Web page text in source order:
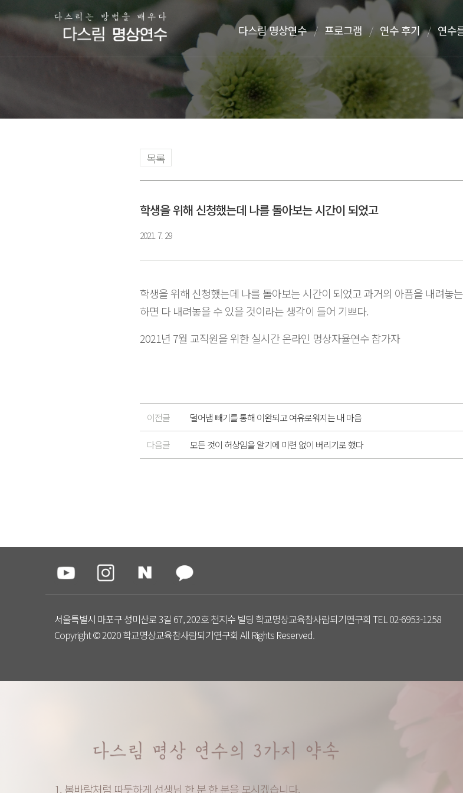
다스림 명상연수 프로그램 연수 후기 연수
목록
학생을 위해 신청했는데 나를 돌아보는 시간이 되었고
2021. 7. 29
학생을 위해 신청했는데 나를 돌아보는 시간이 되었고 과거의 아픔을 내려놓
하면 다 내려놓을 수 있을 것이라는 생각이 들어 기쁘다.
2021년 7월 교직원을 위한 실시간 온라인 명상자율연수 참가자
이전글 덜어냄 빼기를 통해 이완되고 여유로워지는 내 마음
다음글 모든 것이 허상임을 알기에 미련 없이 버리기로 했다
서울특별시 마포구 성미산로 3길 67, 202호 천지수 빌딩 학교명상교육참사람되기연구회 TEL 02-6953-1258
Copyright © 2020 학교명상교육참사람되기연구회 All Rights Reserved.
1. 봄바람처럼 따듯하게 선생님 한 분 한 분을 모시겠습니다.